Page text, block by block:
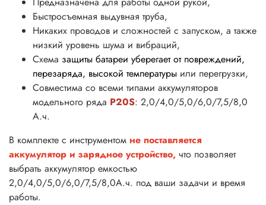
Быстросъемная выдувная труба,
Никаких проводов и сложностей с запуском, а также
низкий уровень шума и вибраций,
Схема защиты батареи уберегает от повреждений,
перезаряда, высокой температуры или перегрузки,
Совместима со всеми типами аккумуляторов
модельного ряда P20S: 2,0/4,0/5,0/6,0/7,5/8,0
А.ч.
В комплекте с инструментом не поставляется
аккумулятор и зарядное устройство, что позволяет
выбрать аккумулятор емкостью
2,0/4,0/5,0/6,0/7,5/8,0А.ч. под ваши задачи и время
работы.